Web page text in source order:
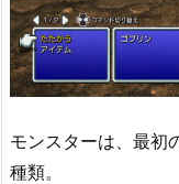
モンスターは、最初
種類。